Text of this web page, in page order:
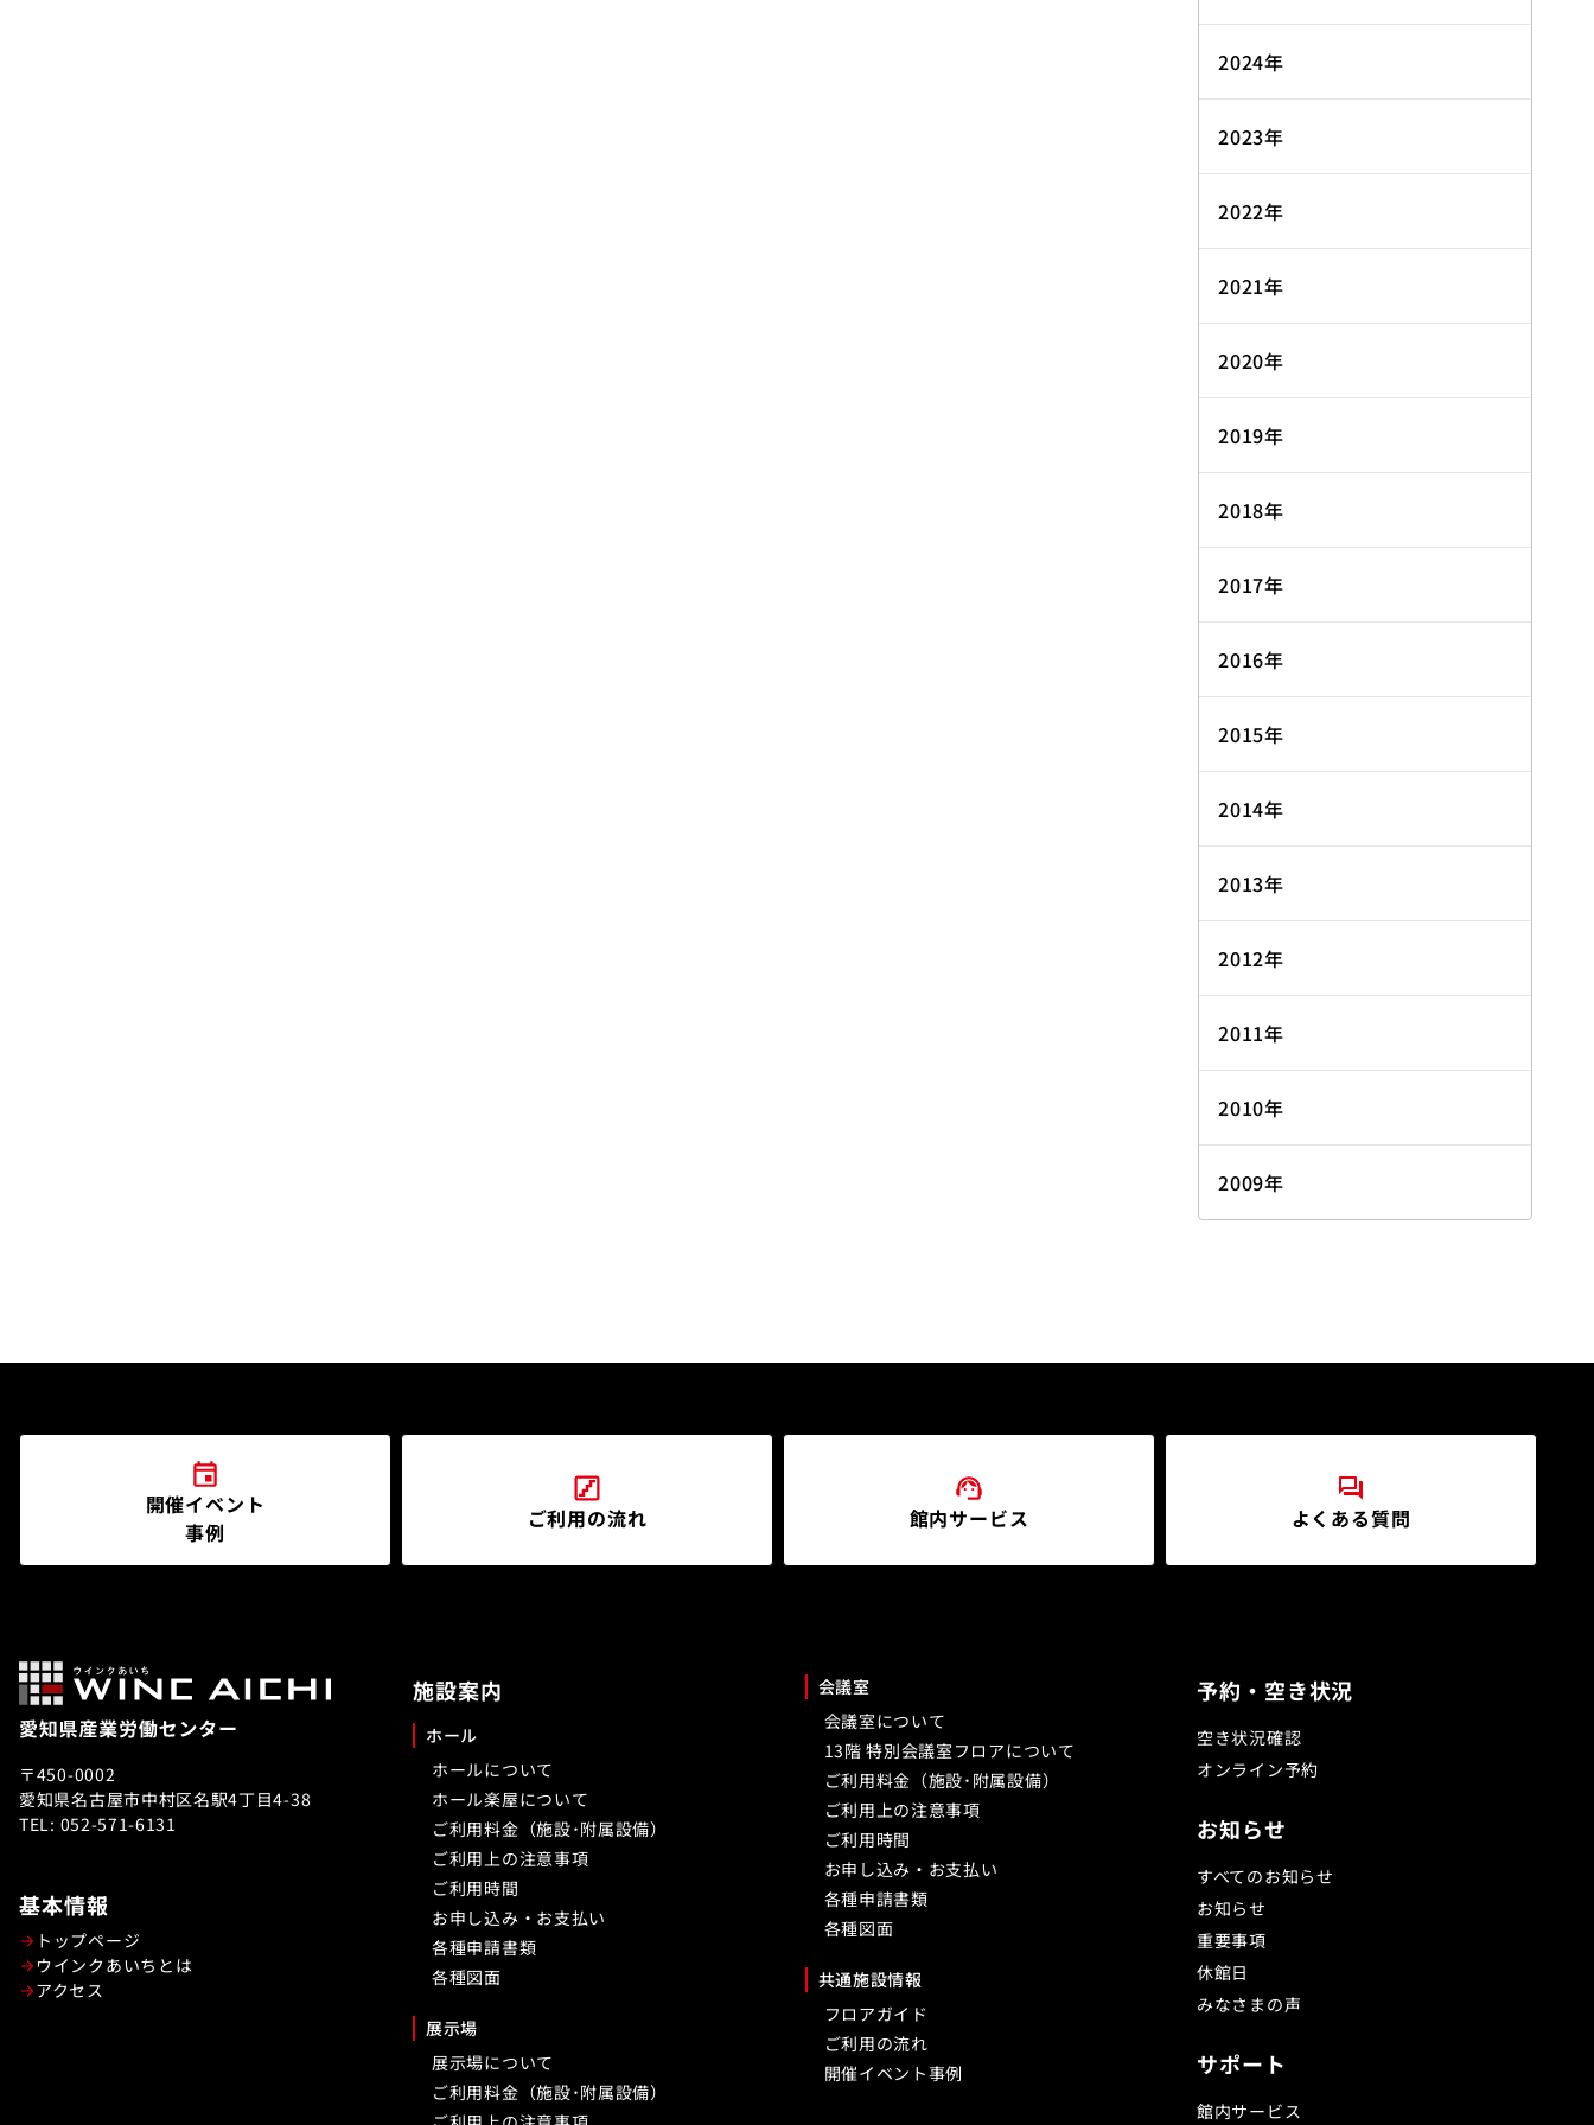
2024年
2023年
2022年
2021年
2020年
2019年
2018年
2017年
2016年
2015年
2014年
2013年
2012年
2011年
2010年
2009年
開催イベント
事例
ご利用の流れ 館内サービス よくある質問
〒450-0002
愛知県名古屋市中村区名駅4丁目4-38
TEL: 052-571-6131
基本情報
トップページ
ウインクあいちとは
アクセス
施設案内
ホール
ホールについて
ホール楽屋について
ご利用料金（施設･附属設備）
ご利用上の注意事項
ご利用時間
お申し込み・お支払い
各種申請書類
各種図面
展示場
展示場について
ご利用料金（施設･附属設備）
会議室
会議室について
13階 特別会議室フロアについて
ご利用料金（施設･附属設備）
ご利用上の注意事項
ご利用時間
お申し込み・お支払い
各種申請書類
各種図面
共通施設情報
フロアガイド
ご利用の流れ
開催イベント事例
予約・空き状況
空き状況確認
オンライン予約
お知らせ
すべてのお知らせ
お知らせ
重要事項
休館日
みなさまの声
サポート
館内サービス